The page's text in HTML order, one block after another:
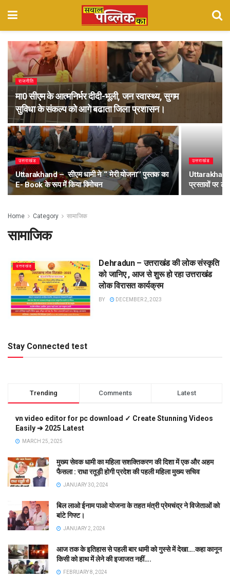
राजनीति
मा0 सीएम के आत्मनिर्भर दीदी-भूली, जन स्वास्थ्य, सुगम
सुविधा के संकल्प को आगे बढाता जिला प्रशासन।
उत्तराखंड
Uttarakhand – सीएम धामी ने ‘‘ मेरी योजना’’ पुस्तक का
E- Book के रूप में किया विमोचन
उत्तराखंड
प्रस्तावों पर
Home Category सामाजिक
सामाजिक
उत्तराखंड
Dehradun – उत्तराखंड की लोक संस्कृति
को जानिए , आज से शुरू हो रहा उत्तराखंड
लोक विरासत कार्यक्रम
BY DECEMBER 2, 2023
Stay Connected test
Trending Comments Latest
vn video editor for pc download ✓ Create Stunning Videos
Easily ➔ 2025 Latest
MARCH 25, 2025
मुख्य सेवक धामी का महिला सशक्तिकरण की दिशा में एक और अहम
फैसला : राधा रतूड़ी होगी प्रदेश की पहली महिला मुख्य सचिव
JANUARY 30, 2024
बिल लाओ ईनाम पाओ योजना के तहत मंत्री प्रेमचंद्र ने विजेताओं को
बांटे गिफ्ट।
JANUARY 2, 2024
आज तक के इतिहास से पहली बार धामी को गुस्से में देखा….कहा कानून
किसी को हाथ में लेने की इजाजत नहीं….
FEBRUARY 8, 2024